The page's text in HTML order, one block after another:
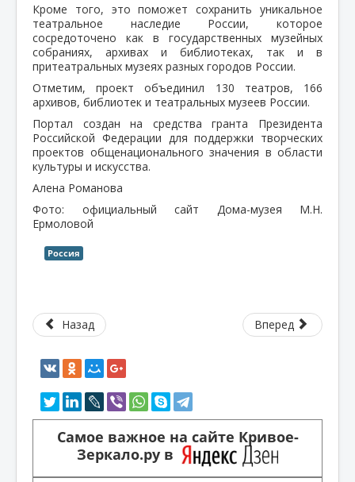
Кроме того, это поможет сохранить уникальное
театральное наследие России, которое
сосредоточено как в государственных музейных
собраниях, архивах и библиотеках, так и в
притеатральных музеях разных городов России.
Отметим, проект объединил 130 театров, 166
архивов, библиотек и театральных музеев России.
Портал создан на средства гранта Президента
Российской Федерации для поддержки творческих
проектов общенационального значения в области
культуры и искусства.
Алена Романова
Фото: официальный сайт Дома-музея М.Н.
Ермоловой
Россия
Назад Вперед
Самое важное на сайте Кривое-
Зеркало.ру в